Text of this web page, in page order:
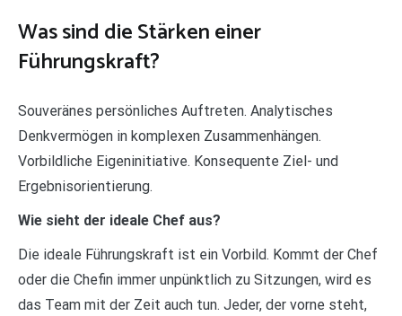
Was sind die Stärken einer
Führungskraft?
Souveränes persönliches Auftreten. Analytisches
Denkvermögen in komplexen Zusammenhängen.
Vorbildliche Eigeninitiative. Konsequente Ziel- und
Ergebnisorientierung.
Wie sieht der ideale Chef aus?
Die ideale Führungskraft ist ein Vorbild. Kommt der Chef
oder die Chefin immer unpünktlich zu Sitzungen, wird es
das Team mit der Zeit auch tun. Jeder, der vorne steht,